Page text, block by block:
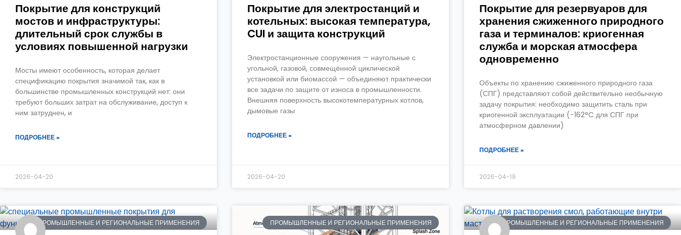
Покрытие для конструкций
мостов и инфраструктуры:
длительный срок службы в
условиях повышенной нагрузки
Мосты имеют особенность, которая делает
спецификацию покрытия значимой так, как в
большинстве промышленных конструкций нет: они
требуют больших затрат на обслуживание, доступ к
ним затруднен, и
ПОДРОБНЕЕ »
2026-04-20
Покрытие для электростанций и
котельных: высокая температура,
CUI и защита конструкций
Электростанционные сооружения — наугольные с
угольной, газовой, совмещённой циклической
установкой или биомассой — объединяют практически
все задачи по защите от износа в промышленности.
Внешняя поверхность высокотемпературных котлов,
дымовые газы
ПОДРОБНЕЕ »
2026-04-20
Покрытие для резервуаров для
хранения сжиженного природного
газа и терминалов: криогенная
служба и морская атмосфера
одновременно
Объекты по хранению сжиженного природного газа
(СПГ) представляют собой действительно необычную
задачу покрытия: необходимо защитить сталь при
криогенной эксплуатации (−162°C для СПГ при
атмосферном давлении)
ПОДРОБНЕЕ »
2026-04-19
ПРОМЫШЛЕННЫЕ И РЕГИОНАЛЬНЫЕ ПРИМЕНЕНИЯ ПРОМЫШЛЕННЫЕ И РЕГИОНАЛЬНЫЕ ПРИМЕНЕНИЯ ПРОМЫШЛЕННЫЕ И РЕГИОНАЛЬНЫЕ ПРИМЕНЕНИЯ